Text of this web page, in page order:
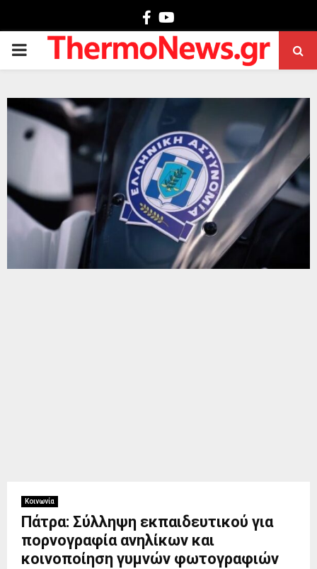
Facebook
PRIMARY
Κοινωνία
Πάτρα: Σύλληψη εκπαιδευτικού για
πορνογραφία ανηλίκων και
κοινοποίηση γυμνών φωτογραφιών